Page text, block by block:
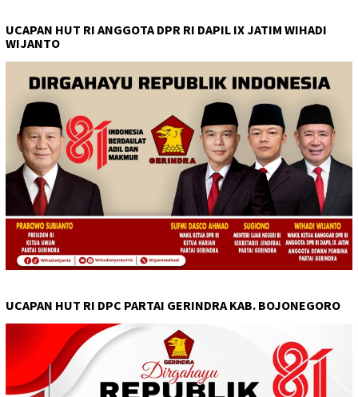
UCAPAN HUT RI ANGGOTA DPR RI DAPIL IX JATIM WIHADI
WIJANTO
UCAPAN HUT RI DPC PARTAI GERINDRA KAB. BOJONEGORO